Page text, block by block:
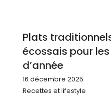
Plats
écossais pour
d’année
16 décembre 2025
Recettes et lifestyle